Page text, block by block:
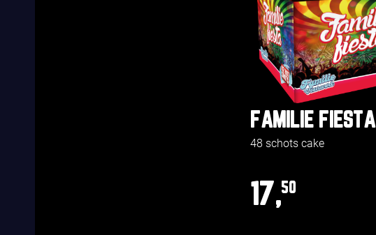
FAMILIE FIESTA
48 schots cake
17,50